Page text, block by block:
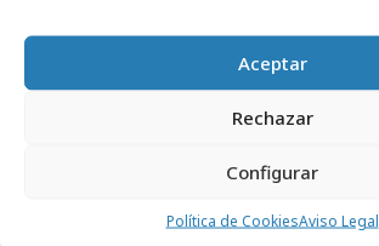
Aceptar
Rechazar
Configurar
Política de CookiesAviso Legal